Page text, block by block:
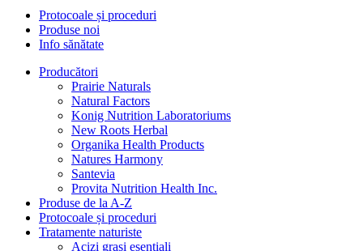
Protocoale și proceduri
Produse noi
Info sănătate
Producători
Prairie Naturals
Natural Factors
Konig Nutrition Laboratoriums
New Roots Herbal
Organika Health Products
Natures Harmony
Santevia
Provita Nutrition Health Inc.
Produse de la A-Z
Protocoale și proceduri
Tratamente naturiste
Acizi grași esențiali